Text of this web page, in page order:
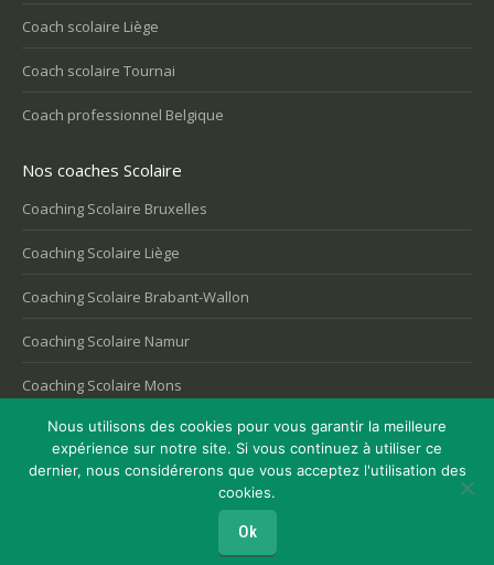
Coach scolaire Liège
Coach scolaire Tournai
Coach professionnel Belgique
Nos coaches Scolaire
Coaching Scolaire Bruxelles
Coaching Scolaire Liège
Coaching Scolaire Brabant-Wallon
Coaching Scolaire Namur
Coaching Scolaire Mons
Copyright © 2026Coaching Belgique , tous droits réservés.
Privium – Des services qui soutiennent vos soins. Pour
psychologues, psychotherapeutes et hypnotherapeutes.
RGPD - Politique de Protection de la Vie Privée
Nous utilisons des cookies pour vous garantir la meilleure
expérience sur notre site. Si vous continuez à utiliser ce
dernier, nous considérerons que vous acceptez l'utilisation des
cookies.
Ok